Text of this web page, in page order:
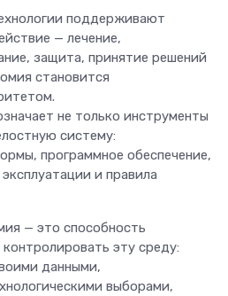
поддерживают
— лечение,
защита, принятие решений
становится
не только инструменты
систему:
программное обеспечение,
и правила
— это способность
эту среду:
данными,
выборами,